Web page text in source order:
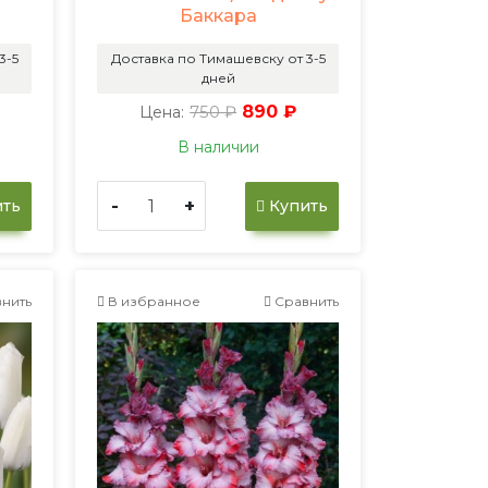
5
Баккара
Доставка по Тимашевску от 3-5
дней
Цена: 750 ₽ 890 ₽
В наличии
- + Купить
В избранное Сравнить